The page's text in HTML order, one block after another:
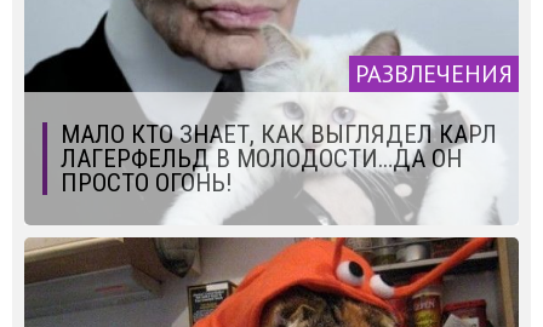
РАЗВЛЕЧЕНИЯ
МАЛО КТО ЗНАЕТ, КАК ВЫГЛЯДЕЛ КАРЛ
ЛАГЕРФЕЛЬД В МОЛОДОСТИ…ДА ОН
ПРОСТО ОГОНЬ!